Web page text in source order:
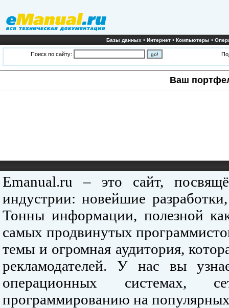
Базы данных•Интернет•Компьютеры•
Поиск по сайту:
Ваш
Emanual.ru – это сайт,
индустрии: новейшие
Тонны информации, полезной
самых продвинутых
темы и огромная аудитория,
рекламодателей. У нас вы
операционных системах,
программированию на